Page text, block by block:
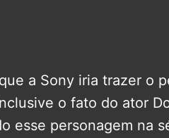
a Sony iria trazer o
o fato do ator
esse personagem na